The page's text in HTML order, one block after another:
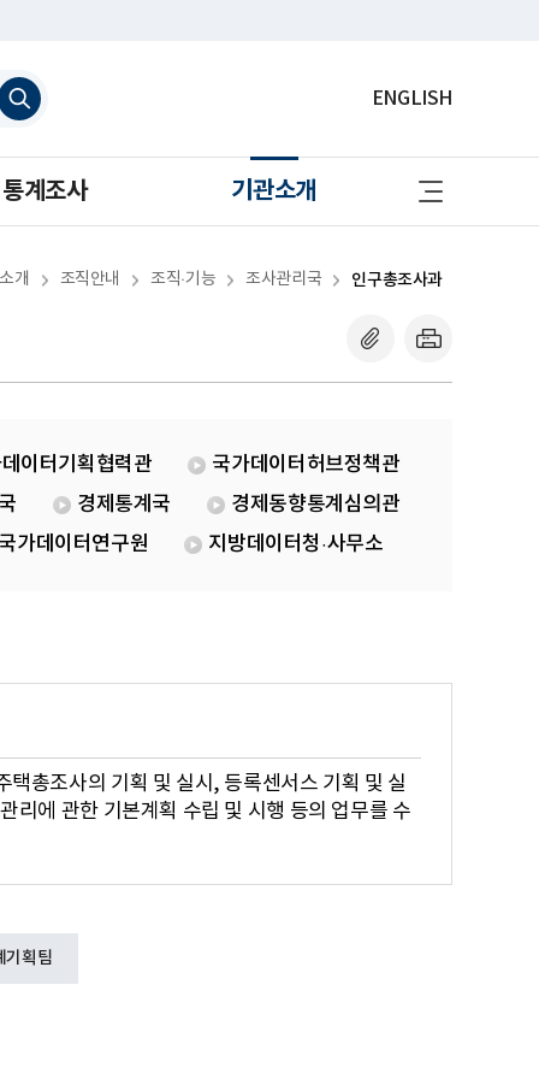
ENGLISH
통계조사 기관소개
사
이
로
개 조직안내 조직·기능 조사관리국 인구총조사과
이터기획협력관
국가데이터허브정책관
경제통계국
경제동향통계심의관
가데이터연구원
지방데이터청·사무소
총조사의 기획 및 실시, 등록센서스 기획 및 실
리에 관한 기본계획 수립 및 시행 등의 업무를 수
기획팀